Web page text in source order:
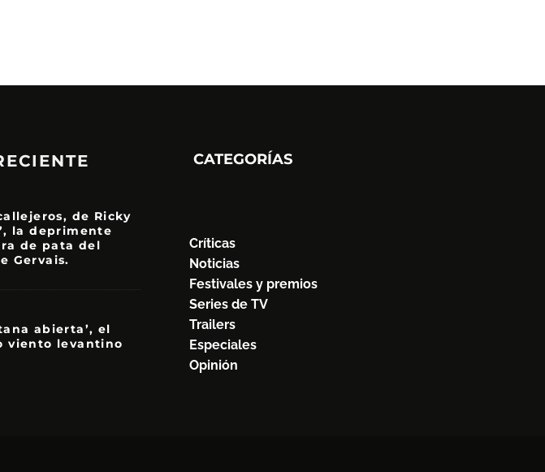
de Ricky
la deprimente
de pata del
Gervais.
abierta’, el
viento levantino
CATEGORÍAS
Críticas
Noticias
Festivales y premios
Series de TV
Trailers
Especiales
Opinión